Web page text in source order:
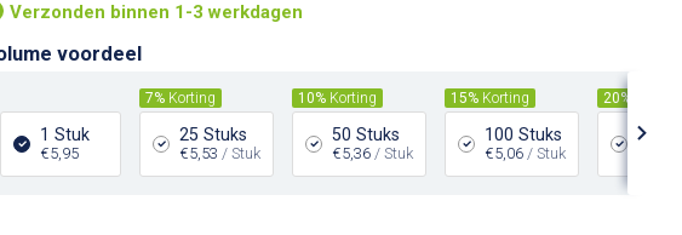
Verzonden binnen 1-3 werkdagen
voordeel
1 Stuk
€5,95
7% Korting
25 Stuks
€5,53 / Stuk
10% Korting
50 Stuks
€5,36 / Stuk
15% Korting
100 Stuks
€5,06 / Stuk
20%
200